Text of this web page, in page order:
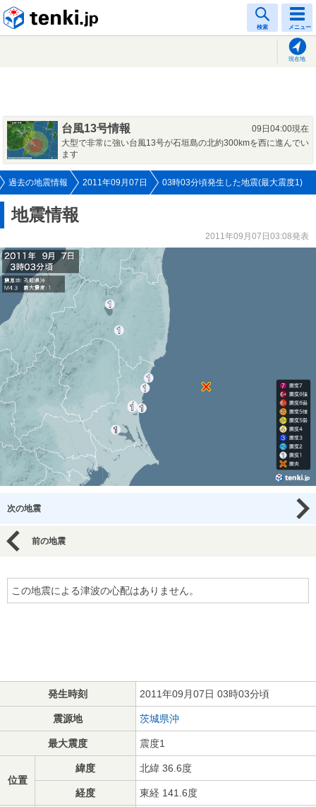
検索 メニュー
現在地
台風13号情報
09日04:00現在
大型で非常に強い台風13号が石垣島の北約300kmを西に進んでい
ます
過去の地震情報 2011年09月07日 03時03分頃発生した地震(最大震度1)
地震情報
2011年09月07日03:08発表
次の地震
前の地震
この地震による津波の心配はありません。
発生時刻 2011年09月07日 03時03分頃
震源地 茨城県沖
最大震度 震度1
位置
緯度 北緯 36.6度
経度 東経 141.6度